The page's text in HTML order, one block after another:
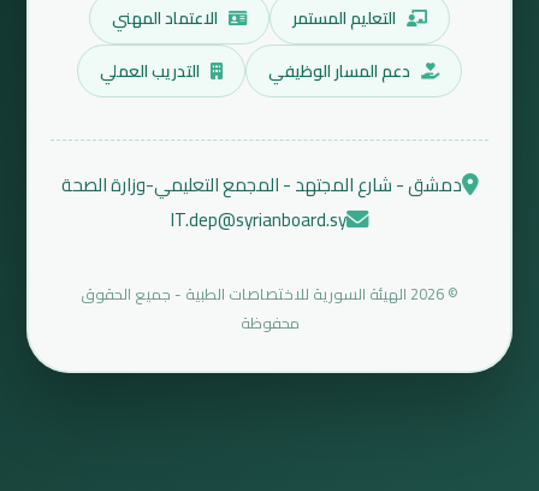
التعليم المستمر
الاعتماد المهني
دعم المسار الوظيفي
التدريب العملي
دمشق - شارع المجتهد - المجمع التعليمي-وزارة الصحة
IT.dep@syrianboard.sy
© 2026 الهيئة السورية للاختصاصات الطبية - جميع الحقوق
محفوظة